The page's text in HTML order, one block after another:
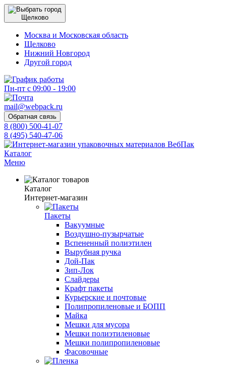
Щелково
Москва и Московская область
Щелково
Нижний Новгород
Другой город
Пн-пт с 09:00 - 19:00
mail@webpack.ru
Обратная связь
8 (800) 500-41-07
8 (495) 540-47-06
Каталог
Меню
Каталог
Интернет-магазин
Пакеты
Вакуумные
Воздушно-пузырчатые
Вспененный полиэтилен
Вырубная ручка
Дой-Пак
Зип-Лок
Слайдеры
Крафт пакеты
Курьерские и почтовые
Полипропиленовые и БОПП
Майка
Мешки для мусора
Мешки полиэтиленовые
Мешки полипропиленовые
Фасовочные